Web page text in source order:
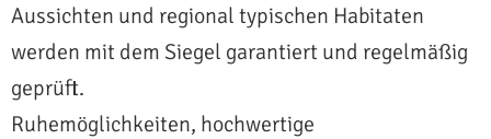
Aussichten und regional typischen Habitaten
werden mit dem Siegel garantiert und regelmäßig
geprüft.
Ruhemöglichkeiten, hochwertige